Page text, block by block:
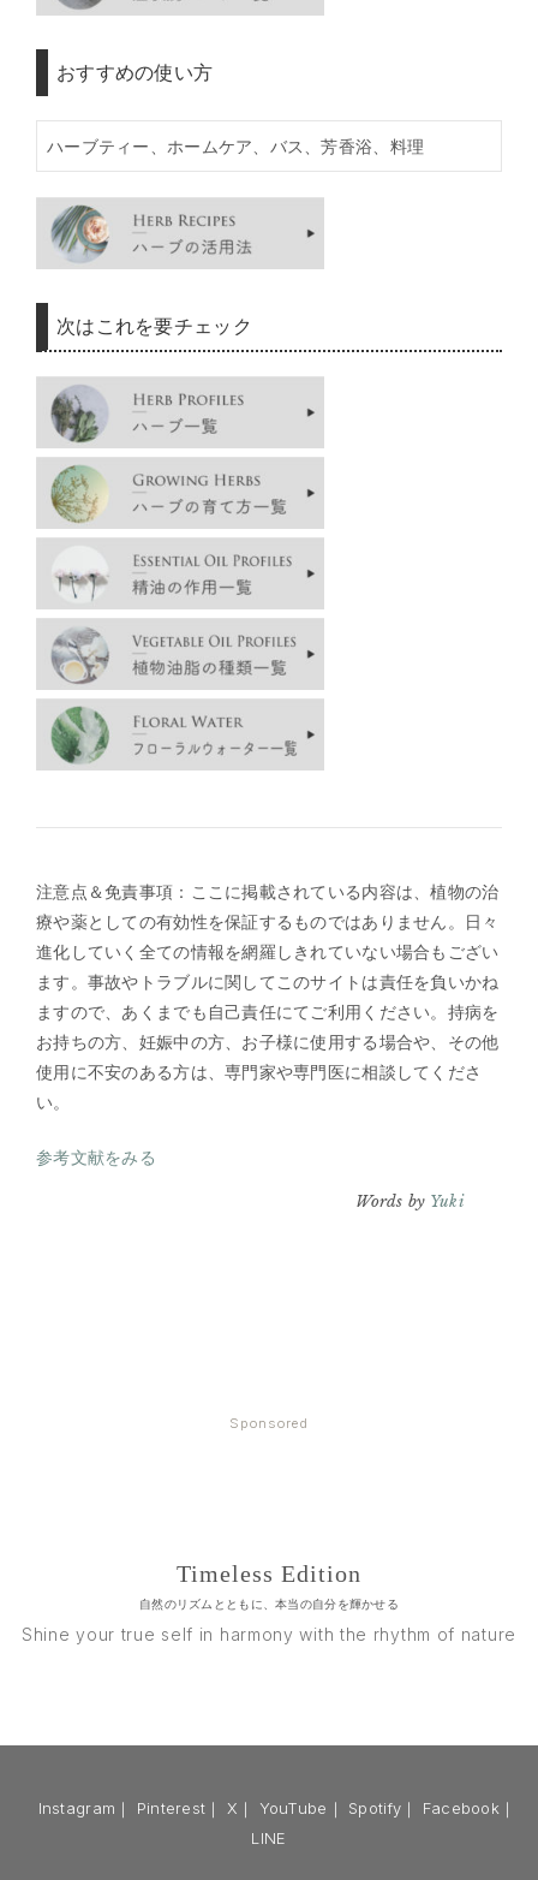
おすすめの使い方
ハーブティー、ホームケア、バス、芳香浴、料理
次はこれを要チェック
注意点＆免責事項：ここに掲載されている内容は、植物の治
療や薬としての有効性を保証するものではありません。日々
進化していく全ての情報を網羅しきれていない場合もござい
ます。事故やトラブルに関してこのサイトは責任を負いかね
ますので、あくまでも自己責任にてご利用ください。持病を
お持ちの方、妊娠中の方、お子様に使用する場合や、その他
使用に不安のある方は、専門家や専門医に相談してくださ
い。
参考文献をみる
Words by Yuki
Sponsored
Timeless Edition
自然のリズムとともに、本当の自分を輝かせる
Shine your true self in harmony with the rhythm of nature
Instagram ｜ Pinterest ｜ X ｜ YouTube ｜ Spotify ｜ Facebook ｜
LINE